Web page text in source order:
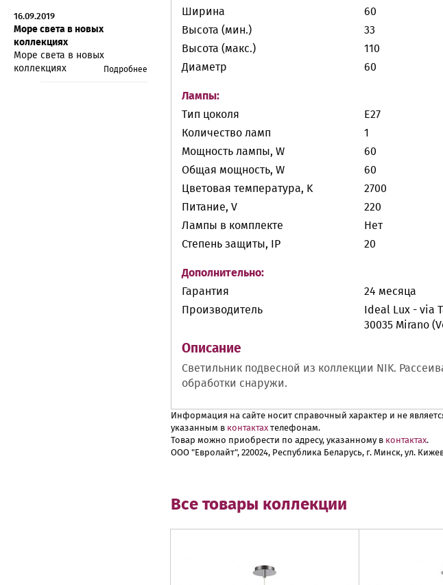
16.09.2019
Море света в новых
коллекциях
Море света в новых
коллекциях
Подробнее
Ширина
60
Высота (мин.)
33
Высота (макс.)
110
Диаметр
60
Лампы:
Тип цоколя
E27
Количество ламп
1
Мощность лампы, W
60
Общая мощность, W
60
Цветовая температура, K
2700
Питание, V
220
Лампы в комплекте
Нет
Степень защиты, IP
20
Дополнительно:
Гарантия
24 месяца
Производитель
Ideal Lux - via
30035 Mirano
Описание
Светильник подвесной из коллекции NIK.
обработки снаружи.
Информация на сайте носит справочный характер и не
указанным в контактах телефонам.
Товар можно приобрести по адресу, указанному в контактах.
ООО "Евролайт", 220024, Республика Беларусь, г. Минск, ул.
Все товары коллекции